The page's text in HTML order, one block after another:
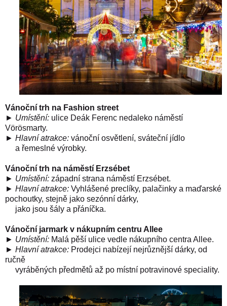
Vánoční trh na Fashion street
► Umístění: ulice Deák Ferenc nedaleko náměstí
Vörösmarty.
► Hlavní atrakce: vánoční osvětlení, sváteční jídlo
a řemeslné výrobky.
Vánoční trh na náměstí Erzsébet
► Umístění: západní strana náměstí Erzsébet.
► Hlavní atrakce: Vyhlášené preclíky, palačinky a maďarské
pochoutky, stejně jako sezónní dárky,
jako jsou šály a přáníčka.
Vánoční jarmark v nákupním centru Allee
► Umístění: Malá pěší ulice vedle nákupního centra Allee.
► Hlavní atrakce: Prodejci nabízejí nejrůznější dárky, od
ručně
vyráběných předmětů až po místní potravinové speciality.